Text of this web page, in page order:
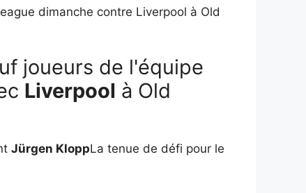
dimanche contre Liverpool à Old
joueurs de l'équipe
Liverpool à Old
Jürgen KloppLa tenue de défi pour le